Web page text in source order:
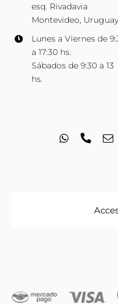
esq. Rivadavia
Montevideo, Uruguay
Lunes a Viernes de
a 17:30 hs.
Sábados de 9:30 a 13
hs.